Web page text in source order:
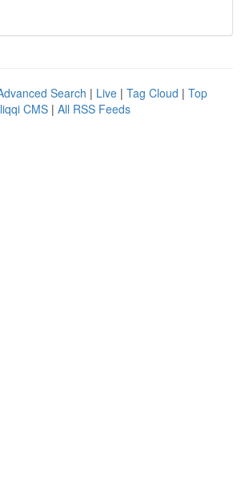
Search | Live | Tag Cloud | Top
CMS | All RSS Feeds